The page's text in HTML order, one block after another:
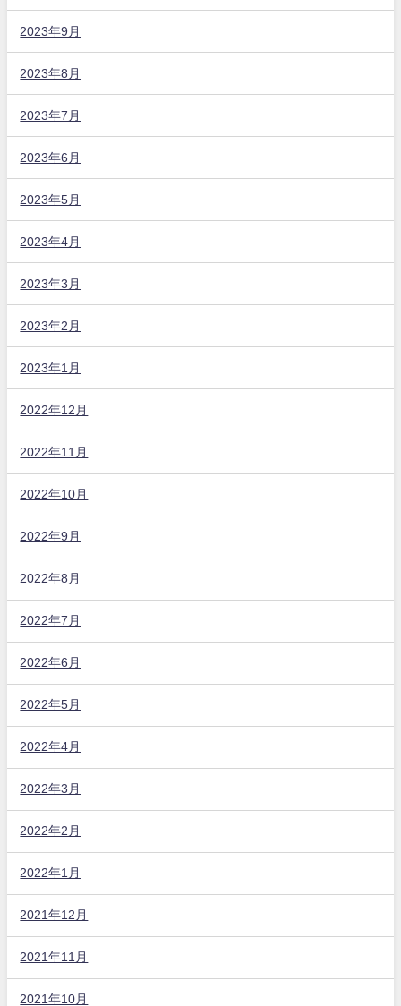
2023年9月
2023年8月
2023年7月
2023年6月
2023年5月
2023年4月
2023年3月
2023年2月
2023年1月
2022年12月
2022年11月
2022年10月
2022年9月
2022年8月
2022年7月
2022年6月
2022年5月
2022年4月
2022年3月
2022年2月
2022年1月
2021年12月
2021年11月
2021年10月